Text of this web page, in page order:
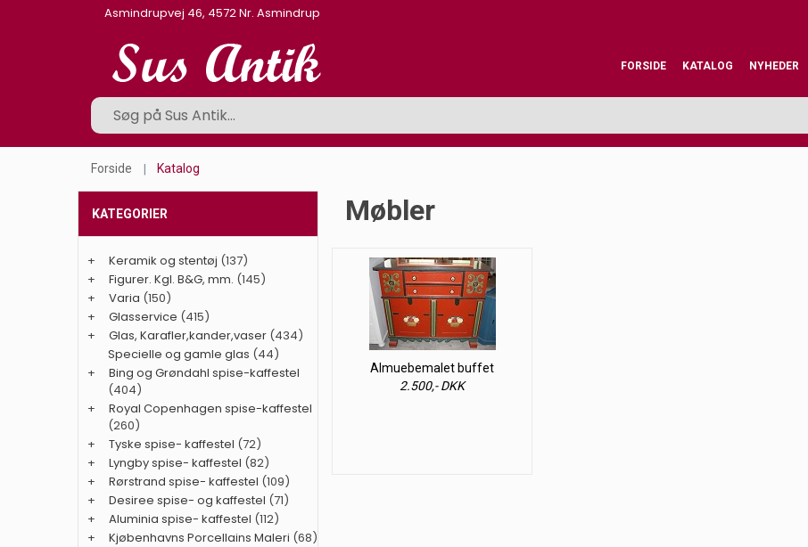
Asmindrupvej 46, 4572 Nr. Asmindrup
FORSIDE KATALOG NYHEDER
Forside Katalog
Møbler
Almuebemalet buffet
2.500,- DKK
KATEGORIER
+ Keramik og stentøj (137)
+
Figurer. Kgl. B&G, mm. (145)
+
Varia (150)
+
Glasservice (415)
+
Glas, Karafler,kander,vaser (434)
Specielle og gamle glas (44)
+
Bing og Grøndahl spise-kaffestel
(404)
+
Royal Copenhagen spise-kaffestel
(260)
+
Tyske spise- kaffestel (72)
+
Lyngby spise- kaffestel (82)
+
Rørstrand spise- kaffestel (109)
+
Desiree spise- og kaffestel (71)
+
Aluminia spise- kaffestel (112)
+
Kjøbenhavns Porcellains Maleri (68)